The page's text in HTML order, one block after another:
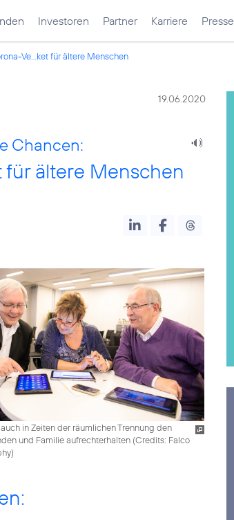
Investoren Partner Karriere Presse
Ve...ket für ältere Menschen
19.06.2020
Chancen:
ältere Menschen
in Zeiten der räumlichen Trennung den
und Familie aufrechterhalten (Credits: Falco
)